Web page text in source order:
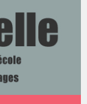
AU SERVICE DES